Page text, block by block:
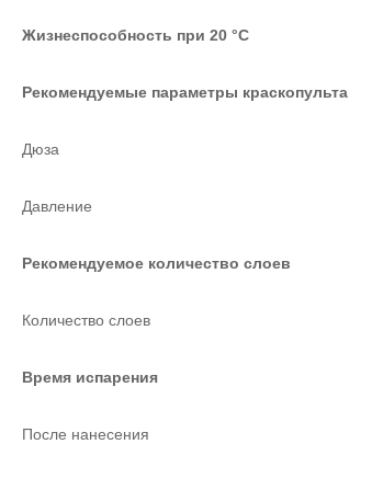
Жизнеспособность при 20 °С
Рекомендуемые параметры краскопульта
Дюза
Давление
Рекомендуемое количество слоев
Количество слоев
Время испарения
После нанесения